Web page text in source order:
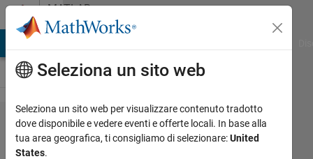
Vai al contenutoMATLAB
Answers
what does
the string
Seleziona un sito web
Seleziona un sito web per visualizzare contenuto tradotto
dove disponibile e vedere eventi e offerte locali. In base alla
tua area geografica, ti consigliamo di selezionare:United
States.